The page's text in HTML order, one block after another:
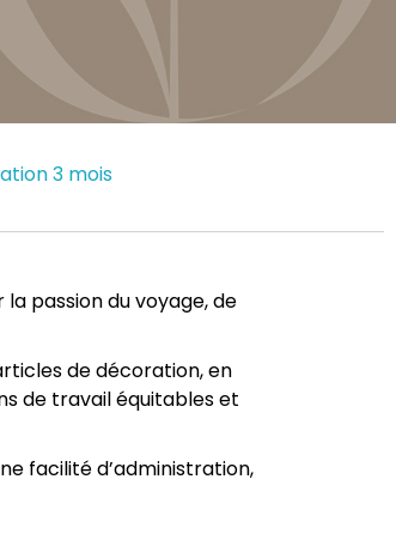
3 mois
passion du voyage, de
de décoration, en
de travail équitables et
facilité d’administration,